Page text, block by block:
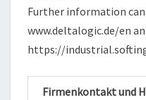
Further information
www.deltalogic.de/en
https://
Firmenkontakt und